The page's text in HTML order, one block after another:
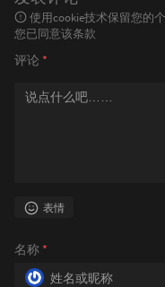
使用cookie技术保留您的
您已同意该条款
评论 *
表情
名称 *